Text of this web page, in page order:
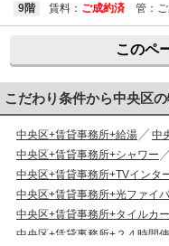
9階 賃料： ご成約済 管：ご
このペ
こだわり条件から中央区
中央区+賃貸事務所+給湯
中
中央区+賃貸事務所+シャワー
中央区+賃貸事務所+TVインタ
中央区+賃貸事務所+光ファイ
中央区+賃貸事務所+タイルカ
中央区+賃貸事務所+２４時間